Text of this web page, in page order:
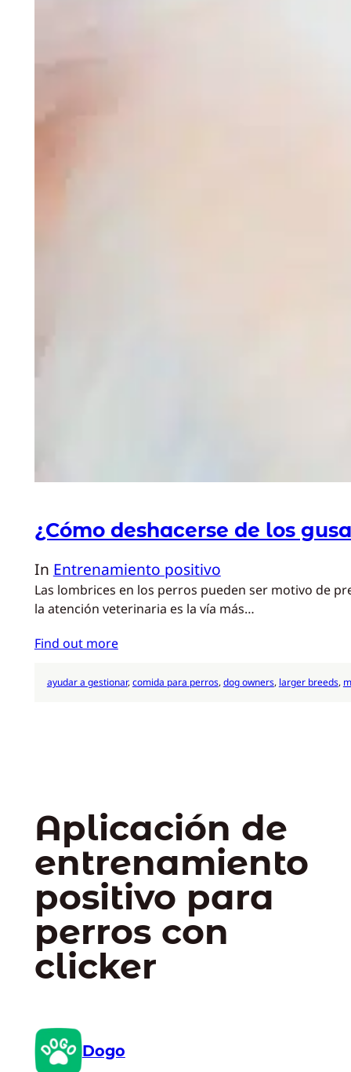
¿Cómo deshacerse de los
In Entrenamiento positivo
Las lombrices en los perros pueden ser motivo de
la atención veterinaria es la vía más…
Find out more
ayudar a gestionar, comida para perros, dog owners, larger breeds,
Aplicación de
entrenamiento
positivo para
perros con
clicker
Dogo